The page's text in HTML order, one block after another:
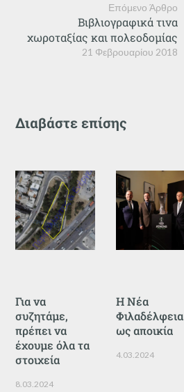
Επόμενο Άρθρο
21 Φεβρουαρίου 2018
Βιβλιογραφικά τινα
χωροταξίας και πολεοδομίας
Διαβάστε επίσης
Για να
συζητάμε,
πρέπει να
έχουμε όλα τα
στοιχεία
8.03.2024
Η Νέα
Φιλαδέλφεια
ως αποικία
4.03.2024